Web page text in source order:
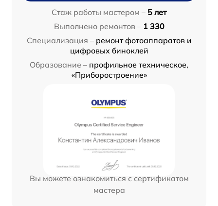
Стаж работы мастером – 5 лет
Выполнено ремонтов – 1 330
Специализация – ремонт фотоаппаратов и
цифровых биноклей
Образование – профильное техническое,
«Приборостроение»
Вы можете ознакомиться с сертификатом
мастера